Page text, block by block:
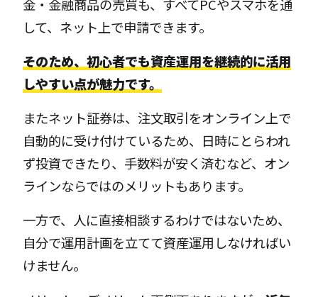
金・金融商品の売買も、すべてPCやスマホを通
して、ネット上で申請できます。
そのため、初心者でも資産運用を継続的に活用
しやすい点が魅力です。
またネット証券は、注文取引をオンライン上で
自動的に受け付けているため、日時にとらわれ
ず投資できたり、手数料が安く済むなど、オン
ラインならではのメリットもあります。
一方で、人に直接相談するわけではないため、
自分で運用計画を立てて資産運用しなければい
けません。